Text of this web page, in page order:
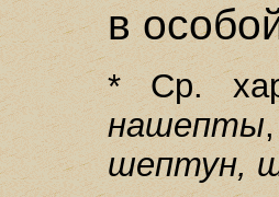
в
* Ср.
нашепты
шептун,